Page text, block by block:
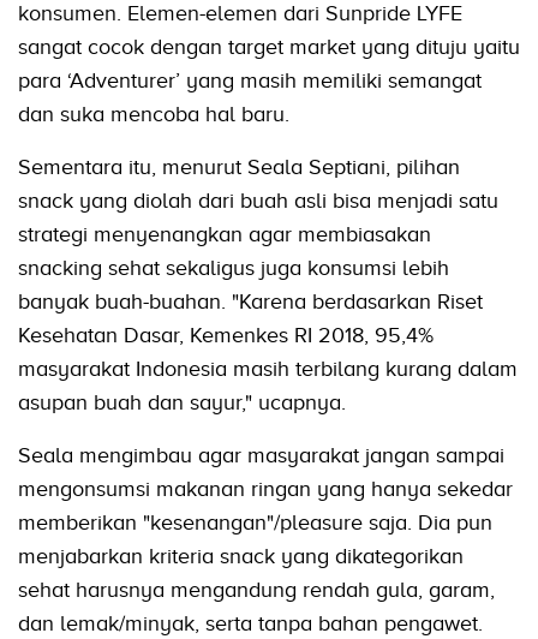
konsumen. Elemen-elemen dari Sunpride LYFE
sangat cocok dengan target market yang dituju yaitu
para ‘Adventurer’ yang masih memiliki semangat
dan suka mencoba hal baru.
Sementara itu, menurut Seala Septiani, pilihan
snack yang diolah dari buah asli bisa menjadi satu
strategi menyenangkan agar membiasakan
snacking sehat sekaligus juga konsumsi lebih
banyak buah-buahan. "Karena berdasarkan Riset
Kesehatan Dasar, Kemenkes RI 2018, 95,4%
masyarakat Indonesia masih terbilang kurang dalam
asupan buah dan sayur," ucapnya.
Seala mengimbau agar masyarakat jangan sampai
mengonsumsi makanan ringan yang hanya sekedar
memberikan "kesenangan"/pleasure saja. Dia pun
menjabarkan kriteria snack yang dikategorikan
sehat harusnya mengandung rendah gula, garam,
dan lemak/minyak, serta tanpa bahan pengawet.